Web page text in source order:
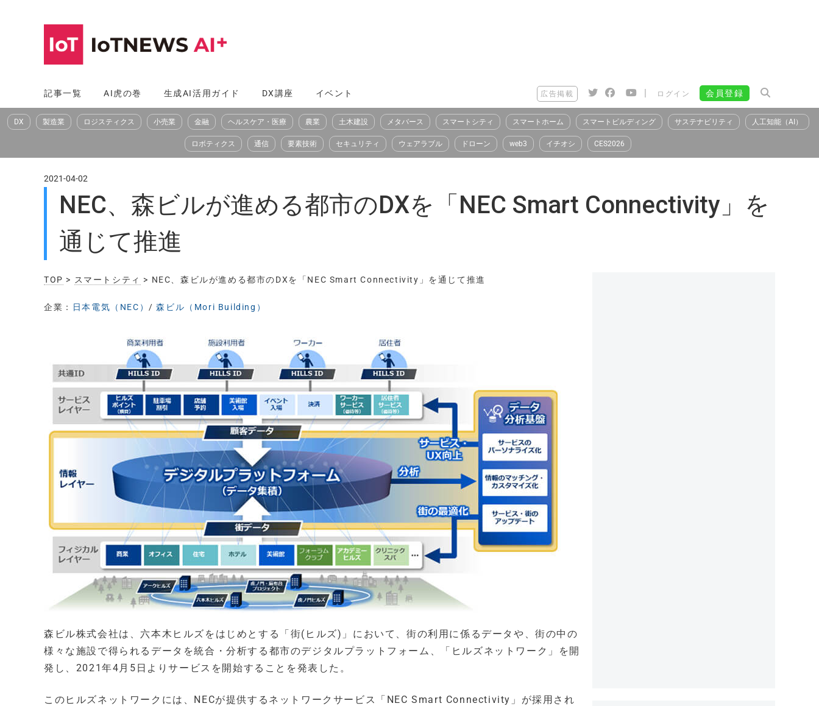
へ
ス
記事一覧 AI虎の巻 生成AI活用ガイド DX講座 イベント 広告掲載 | ログイン 会員登録
DX 製造業 ロジスティクス 小売業 金融 ヘルスケア・医療 農業 土木建設 メタバース スマートシティ スマートホーム スマートビルディング サステナビリティ 人工知能（AI）
ロボティクス 通信 要素技術 セキュリティ ウェアラブル ドローン web3 イチオシ CES2026
2021-04-02
NEC、森ビルが進める都市のDXを「NEC Smart Connectivity」を
通じて推進
TOP > スマートシティ > NEC、森ビルが進める都市のDXを「NEC Smart Connectivity」を通じて推進
企業： 日本電気（NEC） /森ビル（Mori Building）
森ビル株式会社は、六本木ヒルズをはじめとする「街(ヒルズ)」において、街の利用に係るデータや、街の中の
様々な施設で得られるデータを統合・分析する都市のデジタルプラットフォーム、「ヒルズネットワーク」を開
発し、2021年4月5日よりサービスを開始することを発表した。
このヒルズネットワークには、NECが提供するネットワークサービス「NEC Smart Connectivity」が採用され